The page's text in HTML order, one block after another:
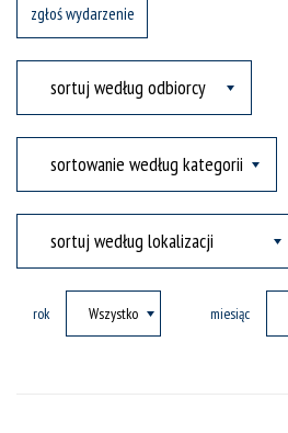
zgłoś wydarzenie
rok miesiąc